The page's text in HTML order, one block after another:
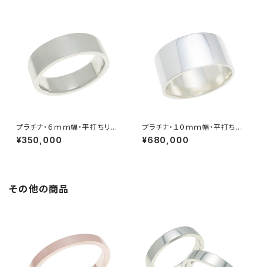
プラチナ・６ｍｍ幅・平打ちリン
グ
¥350,000
プラチナ・１０ｍｍ幅・平打ちリ
ング
¥680,000
その他の商品